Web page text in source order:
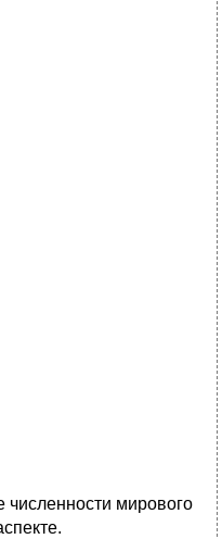
численности мирового